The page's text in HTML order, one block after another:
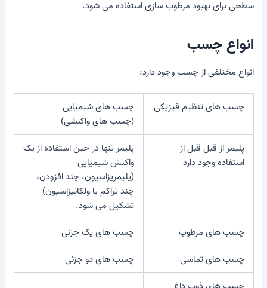
سطحی برای بهبود مرطوب سازی استفاده می شود.
انواع چسب
انواع مختلفی از چسب وجود دارد:
چسب های تنظیم فیزیکی
چسب های شیمیایی
(چسب های واکنشی)
پلیمر از قبل قبل از
استفاده وجود دارد
پلیمر تنها در حین استفاده از یک
واکنش شیمیایی
(پلیمریزاسیون، چند افزودن،
چند تراکم یا ولکانیزاسیون)
تشکیل می شود.
چسب های مرطوب
چسب های یک جزئی
چسب های تماسی
چسب های دو جزئی